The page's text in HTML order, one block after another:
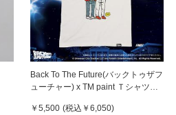
Back To The Future(バックトゥザフ
ューチャー) x TM paint Ｔシャツ
￥5,500 (税込 ￥6,050)